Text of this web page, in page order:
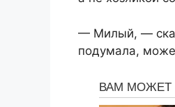
— Милый, —
подумала,